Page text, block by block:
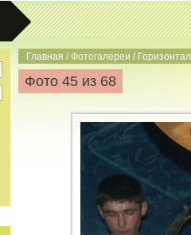
Главная /Фотогалереи /
Фото 45 из 68